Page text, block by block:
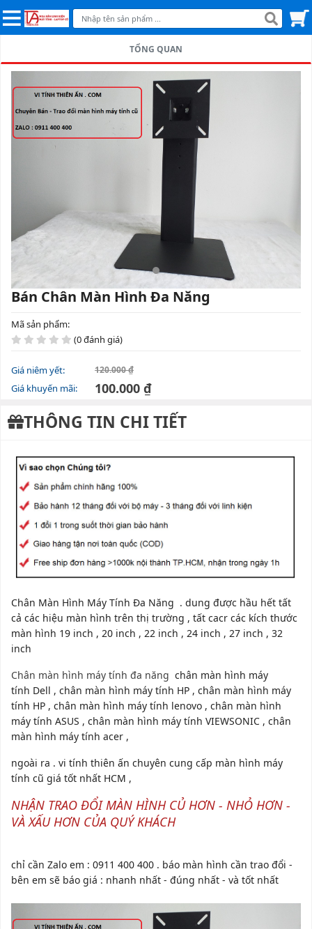
TỔNG QUAN
Bán Chân Màn Hình Đa Năng
Mã sản phẩm:
(0 đánh giá)
Giá niêm yết: 120.000 ₫
Giá khuyến mãi: 100.000 ₫
THÔNG TIN CHI TIẾT
Chân Màn Hình Máy Tính Đa Năng . dung được hầu hết tất
cả các hiệu màn hình trên thị trường , tất cacr các kích thước
màn hình 19 inch , 20 inch , 22 inch , 24 inch , 27 inch , 32
inch
Chân màn hình máy tính đa năng chân màn hình máy
tính Dell , chân màn hình máy tính HP , chân màn hình máy
tính HP , chân màn hình máy tính lenovo , chân màn hình
máy tính ASUS , chân màn hình máy tính VIEWSONIC , chân
màn hình máy tính acer ,
ngoài ra . vi tính thiên ấn chuyên cung cấp màn hình máy
tính cũ giá tốt nhất HCM ,
NHẬN TRAO ĐỔI MÀN HÌNH CỦ HƠN - NHỎ HƠN -
VÀ XẤU HƠN CỦA QUÝ KHÁCH
chỉ cần Zalo em : 0911 400 400 . báo màn hình cần trao đổi -
bên em sẽ báo giá : nhanh nhất - đúng nhất - và tốt nhất